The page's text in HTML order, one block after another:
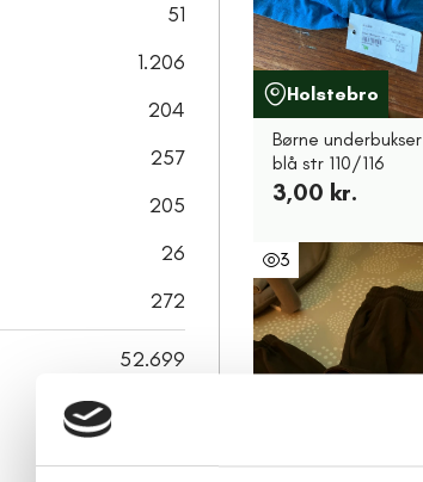
51
1.206
204
257
205
26
272
52.699
Holstebro
Børne underbukser
blå str 110/116
3,00 kr.
3